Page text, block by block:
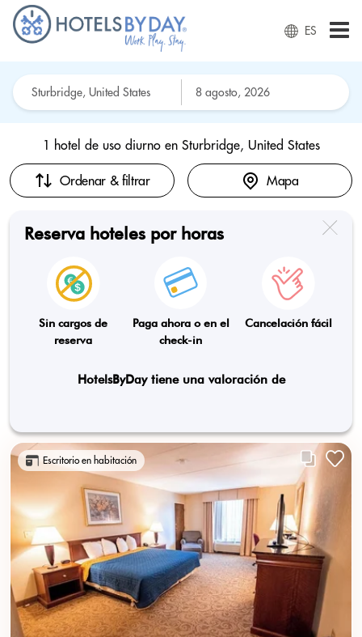
ES
1 hotel de uso diurno en Sturbridge, United States
Ordenar & filtrar Mapa
Reserva hoteles por horas
Sin cargos de
reserva
Paga ahora o en el
check-in
Cancelación fácil
HotelsByDay tiene una valoración de
Escritorio en habitación